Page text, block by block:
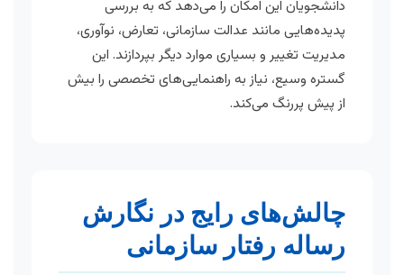
دانشجویان این امکان را می‌دهد که به بررسی
پدیده‌هایی مانند عدالت سازمانی، تعارض، نوآوری،
مدیریت تغییر و بسیاری موارد دیگر بپردازند. این
گستره وسیع، نیاز به راهنمایی‌های تخصصی را بیش
از پیش پررنگ می‌کند.
چالش‌های رایج در نگارش
رساله رفتار سازمانی